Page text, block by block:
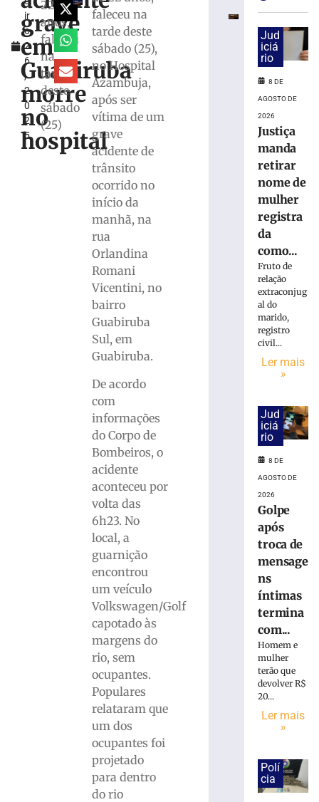
ir
o
2
6
,
2
0
2
5
grave
em
Guabiruba
morre
no
hospital
22
anos,
faleceu
na
tarde
deste
sábado
(25)
faleceu na
tarde deste
sábado (25),
no Hospital
Azambuja,
após ser
vítima de um
grave
acidente de
trânsito
ocorrido no
início da
manhã, na
rua
Orlandina
Romani
Vicentini, no
bairro
Guabiruba
Sul, em
Guabiruba.
De acordo
com
informações
do Corpo de
Bombeiros, o
acidente
aconteceu por
volta das
6h23. No
local, a
guarnição
encontrou
um veículo
Volkswagen/Golf
capotado às
margens do
rio, sem
ocupantes.
Populares
relataram que
um dos
ocupantes foi
projetado
para dentro
do rio
exige
transferências
bancárias
carro
apresentar
problemas
Homem
tropeça
calçada,
pista
Bento
Homem
preso
quase
maconha
Blumenau
Jud
iciá
rio
8 DE
AGOSTO DE
2026
Justiça
manda
retirar
nome de
mulher
registra
da
como...
Fruto de
relação
extraconjug
al do
marido,
registro
civil...
Ler mais
»
Jud
iciá
rio
8 DE
AGOSTO DE
2026
Golpe
após
troca de
mensage
ns
íntimas
termina
com...
Homem e
mulher
terão que
devolver R$
20...
Ler mais
»
Polí
cia